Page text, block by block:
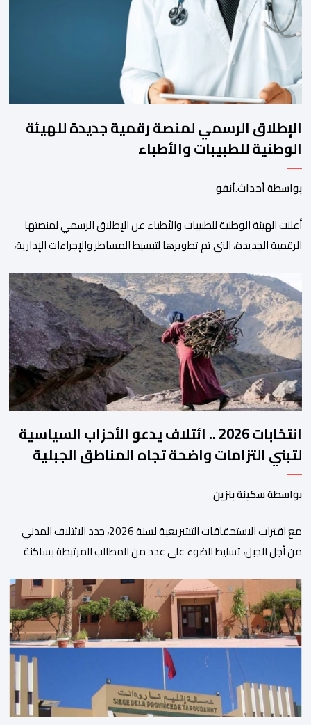
الإطلاق الرسمي لمنصة رقمية جديدة للهيئة
الوطنية للطبيبات والأطباء
بواسطة أحداث.أنفو
أعلنت الهيئة الوطنية للطبيبات والأطباء عن الإطلاق الرسمي لمنصتها
الرقمية الجديدة، التي تم تطويرها لتبسيط المساطر والإجراءات الإدارية،
والمجالس الجهوية للهيئة إلى جانب الهيئة الوطنية. وذكر بلاغ للهيئة أن
هذه المنصة، التي تم إطلاقها في إطار استراتيجيتها الرامية إلى التحديث
والتحول الرقمي، تشكل خطوة مهمة في […]
انتخابات 2026 .. ائتلاف يدعو الأحزاب السياسية
لتبني التزامات واضحة تجاه المناطق الجبلية
بواسطة سكينة بنزين
مع اقتراب الاستحقاقات التشريعية لسنة 2026، جدد الائتلاف المدني
من أجل الجبل، تسليط الضوء على عدد من المطالب المرتبطة بساكنة
فيها الأحزاب السياسية، إلى ادراج 10 التزامات ضمن برامجها الانتخابية
المنتظرة، في إطار تعاقد سياسي مع المناطق الجبلية والانتقال من
الوعود الانتخابية إلى التزامات عملية […]